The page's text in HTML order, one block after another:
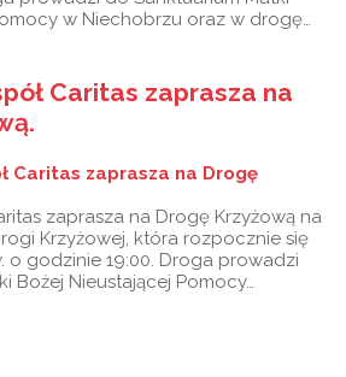
w Niechobrzu oraz w drogę…
Caritas zaprasza na
zaprasza na Drogę Krzyżową na
Krzyżowej, która rozpocznie się
o godzinie 19:00. Droga prowadzi
Bożej Nieustającej Pomocy…